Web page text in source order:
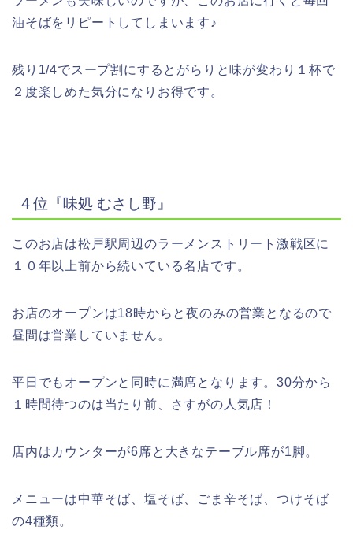
油そばをリピートしてしまいます♪
残り 1/4でスープ割にするとがらりと味が変わり１杯で
２度楽しめた気分になりお得です。
４位『味処 むさし野』
このお店は松戸駅周辺のラーメンストリート激戦区に
１０年以上前から続いている名店です。
お店のオープンは18時からと夜のみの営業となるので
昼間は営業していません。
平日でもオープンと同時に満席となります。 30分から
１時間待つのは当たり前、さすがの人気店！
店内はカウンターが6席と大きなテーブル席が1 脚。
メニューは中華そば、塩そば、ごま辛そば、つけそば
の4種類。